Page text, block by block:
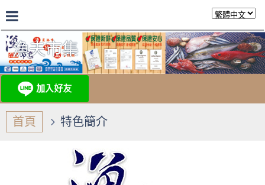
漁夫市集
首頁 特色簡介